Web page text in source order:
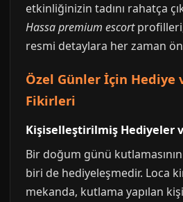
etkinliğinizin tadını rahatça
Hassa premium escort
resmi detaylara her zaman
Özel Günler İçin Hediye
Fikirleri
Kişiselleştirilmiş Hediyeler
Bir doğum günü
biri de hediyeleşmedir. Loca
mekanda, kutlama yapılan